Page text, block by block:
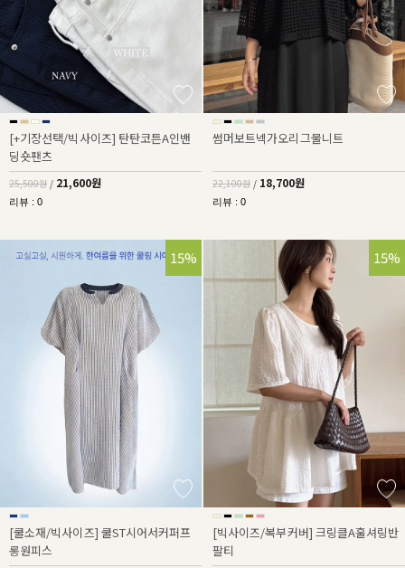
[+기장선택/빅사이즈] 탄탄코튼A인밴
딩숏팬츠
25,500원 / 21,600원
리뷰 : 0
썸머보트넥가오리그물니트
22,100원 / 18,700원
리뷰 : 0
15%
[쿨소재/빅사이즈] 쿨ST시어서커퍼프
롱원피스
15%
[빅사이즈/복부커버] 크링클A훌셔링반
팔티